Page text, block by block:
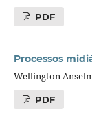
PDF
Processos
Wellington
PDF